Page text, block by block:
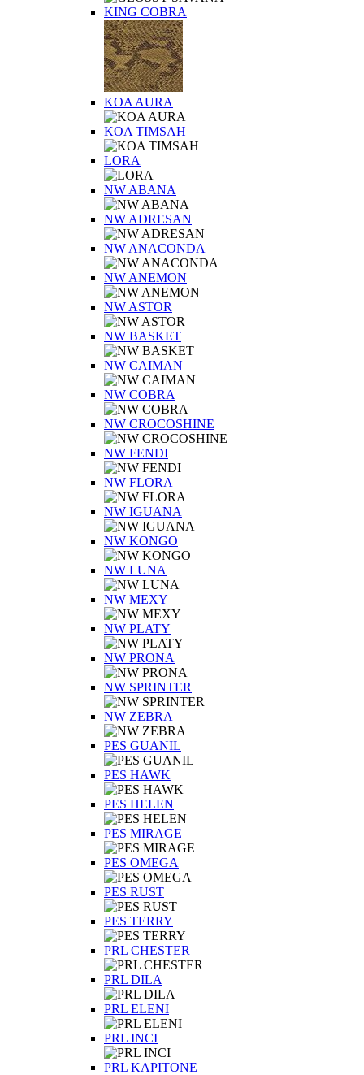
KING COBRA
KOA AURA
KOA TIMSAH
LORA
NW ABANA
NW ADRESAN
NW ANACONDA
NW ANEMON
NW ASTOR
NW BASKET
NW CAIMAN
NW COBRA
NW CROCOSHINE
NW FENDI
NW FLORA
NW IGUANA
NW KONGO
NW LUNA
NW MEXY
NW PLATY
NW PRONA
NW SPRINTER
NW ZEBRA
PES GUANIL
PES HAWK
PES HELEN
PES MIRAGE
PES OMEGA
PES RUST
PES TERRY
PRL CHESTER
PRL DILA
PRL ELENI
PRL INCI
PRL KAPITONE